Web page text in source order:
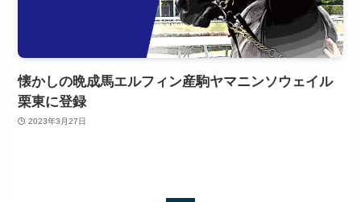
懐かしの晩成馬エルフィン産駒ヤマニンソウェイル
栗東に登録
2023年3月27日